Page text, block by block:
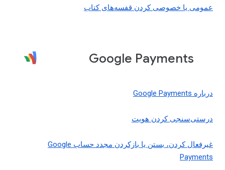
عمومی یا خصوصی کردن قفسه‌های کتاب
Google Payments
درباره Google Payments
درستی‌سنجی کردن هویت
غیرفعال کردن، بستن یا بازکردن مجدد حساب Google
Payments